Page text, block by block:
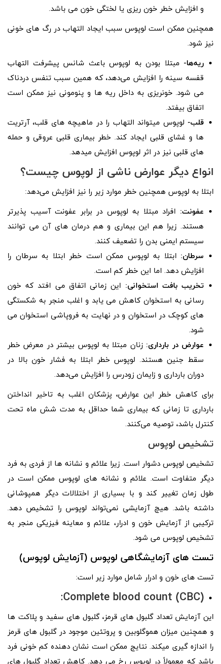
و افزایش خطر خون ریزی یا لختگی خون می‌ باشد.
همچنین ممکن است لوپوس سبب ایجاد التهاب در رگ‌ های خونی
نیز شود.
ریه‌ها- مبتلا بودن به لوپوس باعث شانس پیشرفت التهاب
قفسه سینه را افزایش می‌دهد، که همین سبب تنفس دردناک
می‌ شود. خونریزی به داخل ریه‌ ها و پنومونی نیز ممکن است
اتفاق بیفتد.
قلب- لوپوس میتواند التهاب را در ماهیچه‌ های قلب، آرتریت‌
ها و غشای قلبی ایجاد کند. خطر بیماری قلبی عروقی و حمله‌
های قلبی نیز در اثر لوپوس افزایش میدهد.
انواع دیگر عوارض ناشی از لوپوس چیست؟
ابتلا به لوپوس همچنین خطر موارد زیر را نیز افزایش می‌‎دهد:
عفونت: افراد مبتلا به لوپوس در برابر عفونت آسیب پذیرتر
هستند. زیرا هم این بیماری و هم درمان های آن می توانند
سیستم ایمنی بدن را تضعیف کنند.
سرطان: ابتلا به لوپوس ممکن است خطر ابتلا به سرطان را
افزایش دهد. اما این خطر کم است.
تخریب بافت استخوانی: این زمانی اتفاق می افتد که خون
رسانی به استخوان کاهش می یابد و اغلب منجر به شکستگی
های کوچک در استخوان و در نهایت به فروپاشی استخوان می
شود.
عوارض در بارداری: زنان مبتلا به لوپوس بیشتر در معرض خطر
سقط جنین هستند. لوپوس خطر ابتلا به فشار خون بالا در
دوران بارداری و زایمان زودرس را افزایش می‌دهد.
برای کاهش خطر این عوارض، پزشکان اغلب به تاخیر انداختن
بارداری تا زمانی که بیماری شما حداقل به مدت شش ماه تحت
کنترل باشد، توصیه می‌کنند.
تشخیص لوپوس
تشخیص لوپوس دشوار است. زیرا علائم و نشانه‌ ها از فردی به فرد
دیگر متفاوت است. علائم و نشانه های لوپوس ممکن است در
طول زمان تغییر کند و با بسیاری از اختلالات دیگر همپوشانی
داشته باشد. هیچ آزمایشی نمی‌تواند لوپوس را تشخیص دهد.
ترکیبی از آزمایش خون و ادرار، علائم و معاینه فیزیکی منجر به
تشخیص لوپوس می شود.
تست‌ های آزمایشگاهی لوپوس (آزمایش لوپوس)
تست‌ های خون و ادرار شامل موارد زیر است:
Complete blood count (CBC):
این آزمایش تعداد گلبول های قرمز، گلبول های سفید و پلاکت ها
و همچنین میزان هموگلوبین و پروتئین موجود در گلبول های قرمز
را اندازه گیری میکند. نتایج ممکن است نشان دهنده کم خونی فرد
باشد که معمولاً در لوپوس رخ می دهد. کاهش تعداد گلبول های